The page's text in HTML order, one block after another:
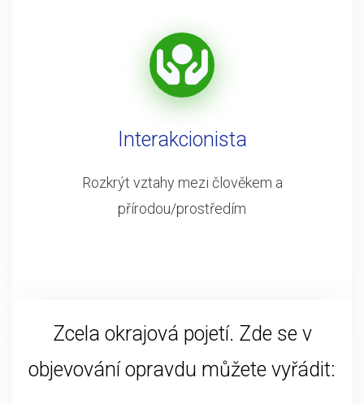
Interakcionista
Rozkrýt vztahy mezi člověkem a
přírodou/prostředím
Zcela okrajová pojetí. Zde se v
objevování opravdu můžete vyřádit: